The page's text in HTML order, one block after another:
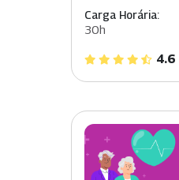
Carga Horária:
30h
4.6